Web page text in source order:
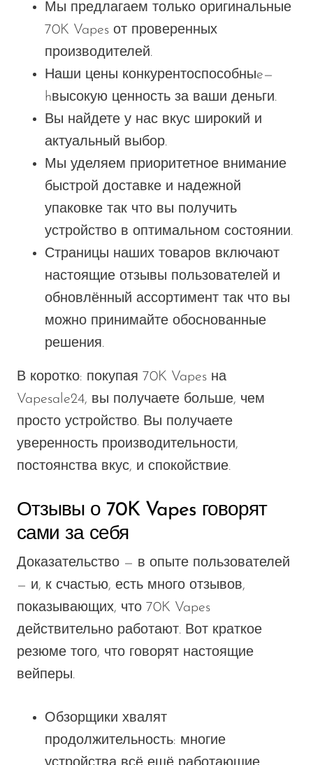
Мы предлагаем только оригинальные
70K Vapes от проверенных
производителей.
Наши цены конкурентоспособныe—
hвысокую ценность за ваши деньги.
Вы найдете у нас вкус широкий и
актуальный выбор.
Мы уделяем приоритетное внимание
быстрой доставке и надежной
упаковке так что вы получить
устройство в оптимальном состоянии.
Страницы наших товаров включают
настоящие отзывы пользователей и
обновлённый ассортимент так что вы
можно принимайте обоснованные
решения.
В коротко: покупая 70K Vapes на
Vapesale24, вы получаете больше, чем
просто устройство. Вы получаете
уверенность производительности,
постоянства вкус, и спокойствие.
Отзывы о 70K Vapes говорят
сами за себя
Доказательство — в опыте пользователей
— и, к счастью, есть много отзывов,
показывающих, что 70K Vapes
действительно работают. Вот краткое
резюме того, что говорят настоящие
вейперы.
Обзорщики хвалят
продолжительность: многие